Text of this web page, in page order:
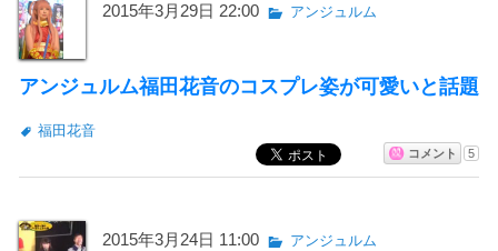
2015年3月29日 22:00 アンジュルム
アンジュルム福田花音のコスプレ姿が可愛いと話題
福田花音
コメント 5
2015年3月24日 11:00 アンジュルム